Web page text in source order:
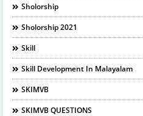
Sholorship
Sholorship 2021
Skill
Skill Development In Malayalam
SKIMVB
SKIMVB QUESTIONS